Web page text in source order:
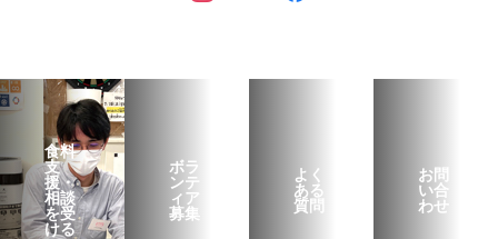
食料
支
援・
相談
を受
ける
ボラ
ンテ
ィア
募集
よく
ある
質問
お問
い合
わせ